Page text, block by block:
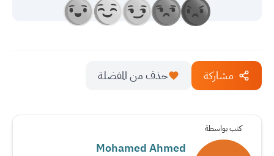
مشاركة حذف من المفضلة
كتب بواسطة
Mohamed Ahmed